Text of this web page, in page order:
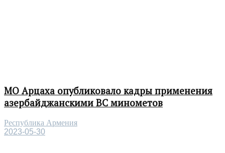
МО Арцаха опубликовало кадры применения
азербайджанскими ВС минометов
Республика Армения
2023-05-30